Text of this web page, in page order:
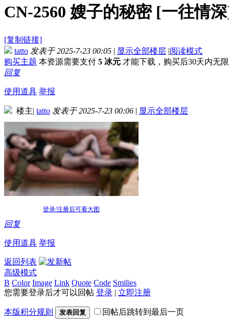
CN-2560 嫂子的秘密[一往情
[复制链接]
tatto 发表于 2025-7-23 00:05 | 显示全部楼层 |阅读模式
购买主题 本资源需要支付 5 冰元 才能下载，购买后30天内无
回复
使用道具 举报
楼主| tatto 发表于 2025-7-23 00:06 | 显示全部楼层
登录/注册后可看大图
回复
使用道具 举报
返回列表
高级模式
B Color Image Link Quote Code Smilies
您需要登录后才可以回帖 登录 | 立即注册
本版积分规则 发表回复 回帖后跳转到最后一页